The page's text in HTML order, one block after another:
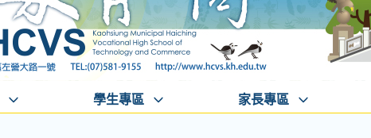
學生專區 家長專區